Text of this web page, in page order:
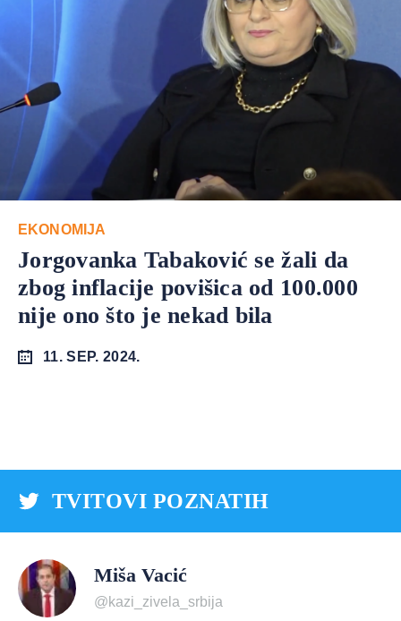
EKONOMIJA
Jorgovanka Tabaković se žali da
zbog inflacije povišica od 100.000
nije ono što je nekad bila
11. SEP. 2024.
TVITOVI POZNATIH
Miša Vacić
@kazi_zivela_srbija